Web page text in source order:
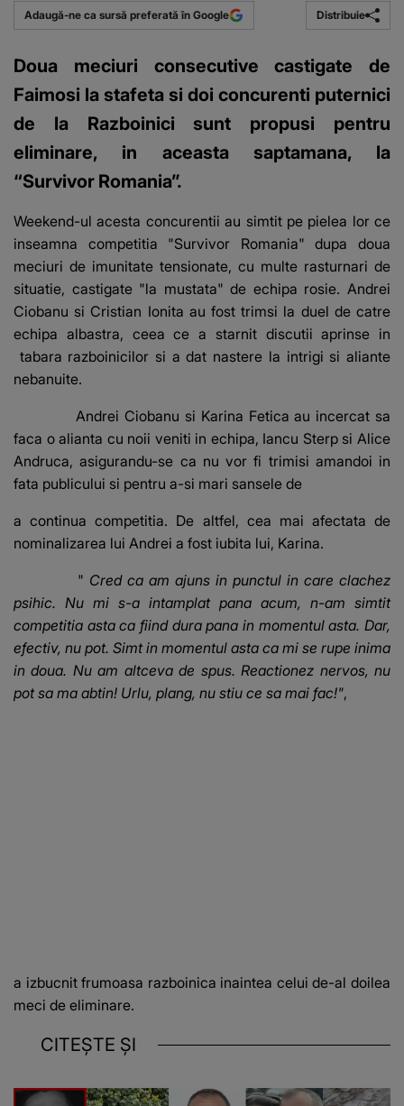
Adaugă-ne ca sursă preferată în Google Distribuie
Doua meciuri consecutive castigate de
Faimosi la stafeta si doi concurenti puternici
de la Razboinici sunt propusi pentru
eliminare, in aceasta saptamana, la
“Survivor Romania”.
Weekend-ul acesta concurentii au simtit pe pielea lor ce
inseamna competitia "Survivor Romania" dupa doua
meciuri de imunitate tensionate, cu multe rasturnari de
situatie, castigate "la mustata" de echipa rosie. Andrei
Ciobanu si Cristian Ionita au fost trimsi la duel de catre
echipa albastra, ceea ce a starnit discutii aprinse in
tabara razboinicilor si a dat nastere la intrigi si aliante
nebanuite.
Andrei Ciobanu si Karina Fetica au incercat sa
faca o alianta cu noii veniti in echipa, Iancu Sterp si Alice
Andruca, asigurandu-se ca nu vor fi trimisi amandoi in
fata publicului si pentru a-si mari sansele de
a continua competitia. De altfel, cea mai afectata de
nominalizarea lui Andrei a fost iubita lui, Karina.
" Cred ca am ajuns in punctul in care clachez
psihic. Nu mi s-a intamplat pana acum, n-am simtit
competitia asta ca fiind dura pana in momentul asta. Dar,
efectiv, nu pot. Simt in momentul asta ca mi se rupe inima
in doua. Nu am altceva de spus. Reactionez nervos, nu
pot sa ma abtin! Urlu, plang, nu stiu ce sa mai fac!",
a izbucnit frumoasa razboinica inaintea celui de-al doilea
meci de eliminare.
CITEȘTE ȘI